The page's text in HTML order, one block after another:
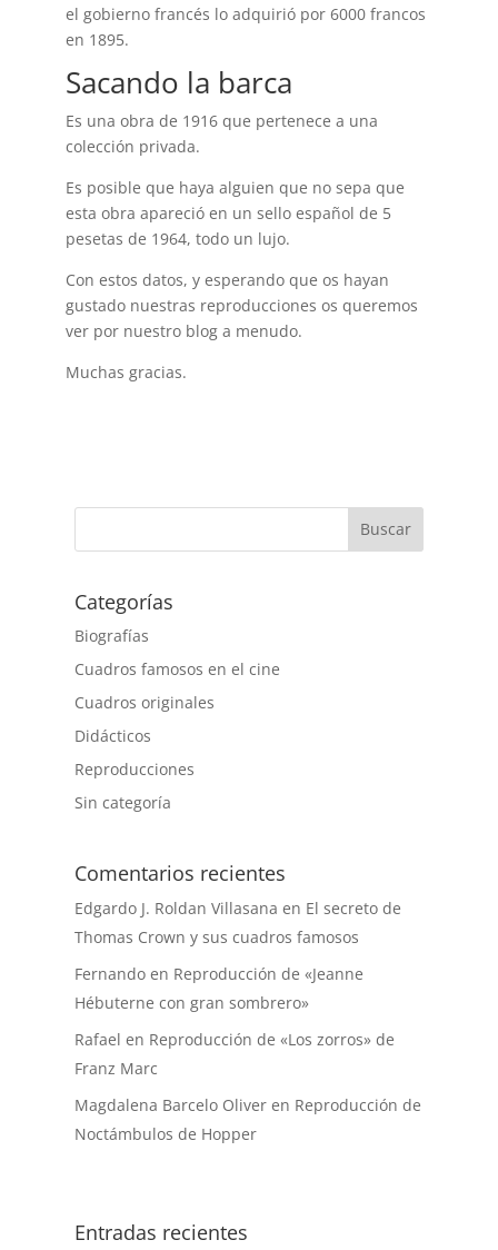
el gobierno francés lo adquirió por 6000 francos
en 1895.
Sacando la barca
Es una obra de 1916 que pertenece a una
colección privada.
Es posible que haya alguien que no sepa que
esta obra apareció en un sello español de 5
pesetas de 1964, todo un lujo.
Con estos datos, y esperando que os hayan
gustado nuestras reproducciones os queremos
ver por nuestro blog a menudo.
Muchas gracias.
Buscar
Categorías
Biografías
Cuadros famosos en el cine
Cuadros originales
Didácticos
Reproducciones
Sin categoría
Comentarios recientes
Edgardo J. Roldan Villasana en El secreto de
Thomas Crown y sus cuadros famosos
Fernando en Reproducción de «Jeanne
Hébuterne con gran sombrero»
Rafael en Reproducción de «Los zorros» de
Franz Marc
Magdalena Barcelo Oliver en Reproducción de
Noctámbulos de Hopper
Entradas recientes